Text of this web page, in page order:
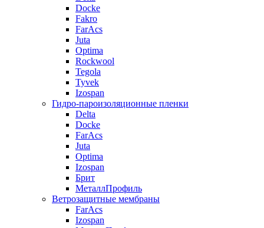
Docke
Fakro
FarAcs
Juta
Optima
Rockwool
Tegola
Tyvek
Izospan
Гидро-пароизоляционные пленки
Delta
Docke
FarAcs
Juta
Optima
Izospan
Брит
МеталлПрофиль
Ветрозащитные мембраны
FarAcs
Izospan